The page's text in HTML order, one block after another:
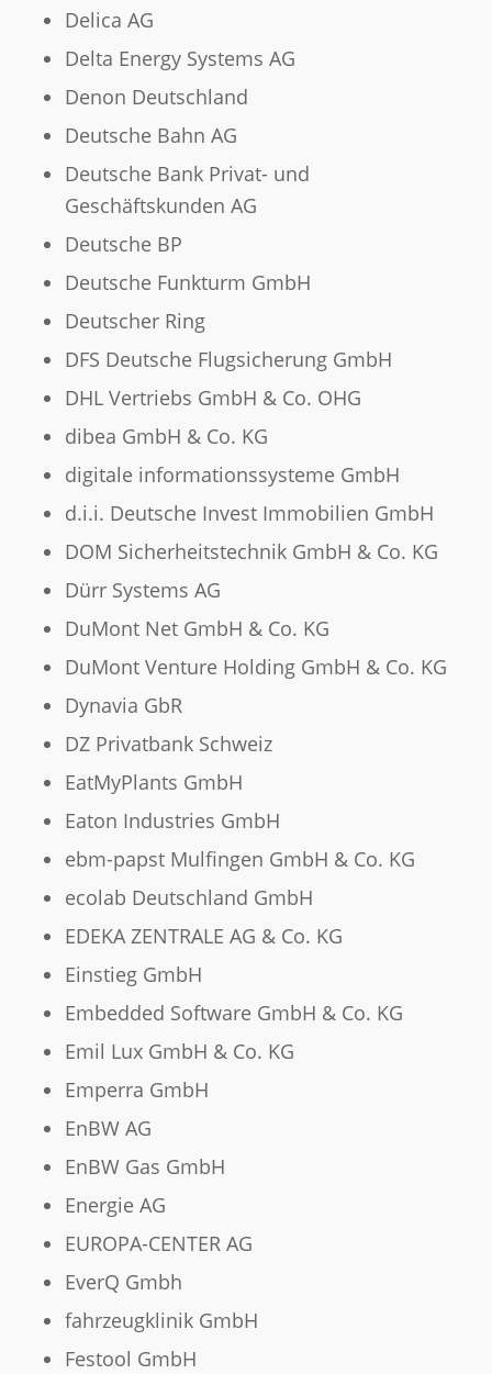
Delica AG
Delta Energy Systems AG
Denon Deutschland
Deutsche Bahn AG
Deutsche Bank Privat- und
Geschäftskunden AG
Deutsche BP
Deutsche Funkturm GmbH
Deutscher Ring
DFS Deutsche Flugsicherung GmbH
DHL Vertriebs GmbH & Co. OHG
dibea GmbH & Co. KG
digitale informationssysteme GmbH
d.i.i. Deutsche Invest Immobilien GmbH
DOM Sicherheitstechnik GmbH & Co. KG
Dürr Systems AG
DuMont Net GmbH & Co. KG
DuMont Venture Holding GmbH & Co. KG
Dynavia GbR
DZ Privatbank Schweiz
EatMyPlants GmbH
Eaton Industries GmbH
ebm-papst Mulfingen GmbH & Co. KG
ecolab Deutschland GmbH
EDEKA ZENTRALE AG & Co. KG
Einstieg GmbH
Embedded Software GmbH & Co. KG
Emil Lux GmbH & Co. KG
Emperra GmbH
EnBW AG
EnBW Gas GmbH
Energie AG
EUROPA-CENTER AG
EverQ Gmbh
fahrzeugklinik GmbH
Festool GmbH